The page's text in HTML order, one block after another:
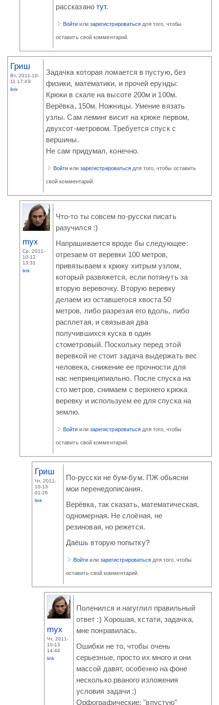
рассказано тут.
Войти или зарегистрироваться для того, чтобы
оставить свой комментарий.
Гриш
Вт, 2011-10-
11 17:49
link
Задачка которая ломается в пустую, без
физики, математики, и прочей ерунды:
Крюки в скале на высоте 200м и 100м.
Верёвка, 150м. Ножницы. Умение вязать
узлы. Сам леминг висит на крюке первом,
двухсот-метровом. Требуется спуск с
вершины.
Не сам придумал, конечно.
Войти или зарегистрироваться для того, чтобы оставить
свой комментарий.
myx
Ср, 2011-
10-12
13:31
link
Что-то ты совсем по-русски писать
разучился :)
Напрашивается вроде бы следующее:
отрезаем от веревки 100 метров,
привязываем к крюку хитрым узлом,
который развяжется, если потянуть за
вторую веревочку. Вторую веревку
делаем из оставшегося хвоста 50
метров, либо разрезая его вдоль, либо
расплетая, и связывая два
получившихся куска в один
стометровый. Поскольку перед этой
веревкой не стоит задача выдержать вес
человека, снижение ее прочности для
нас непринципиально. После спуска на
сто метров, снимаем с верхнего крюка
веревку и используем ее для спуска на
землю.
Войти или зарегистрироваться для того, чтобы
оставить свой комментарий.
Гриш
Чт, 2011-
10-13
01:26
link
По-русски не бум-бум. ПЖ обьясни
мои перенедописания.
Верёвка, так сказать, математическая,
одномерная. Не слоёная, не
резиновая, но режется.
Даёшь вторую попытку?
Войти или зарегистрироваться для того, чтобы
оставить свой комментарий.
myx
Чт, 2011-
10-13
14:44
link
Поленился и нагуглил правильный
ответ :) Хорошая, кстати, задачка,
мне понравилась.
Ошибки не то, чтобы очень
серьезные, просто их много и они
массой давят, особенно на фоне
несколько рваного изложения
условия задачи :)
Орфографические: "впустую"